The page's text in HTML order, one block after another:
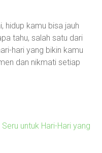
hidup kamu bisa jauh
tahu, salah satu dari
hari yang bikin kamu
dan nikmati setiap
untuk Hari-Hari yang